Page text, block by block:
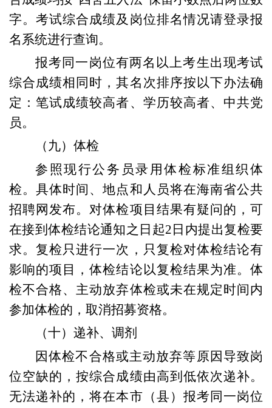
字。考试综合成绩及岗位排名情况请登录报
名系统进行查询。
报考同一岗位有两名以上考生出现考试
综合成绩相同时，其名次排序按以下办法确
定：笔试成绩较高者、 学历较高者、中共党
员。
（ 九） 体检
参照现行公务员录用体检标准组织体
检。具体时间 、地点和人员将在海南省公共
招聘网发布。对体检项目结果有疑问的，可
在接到体检结论通知之日起2日内提出复检要
求。复检只进行一次，只复检对体检结论有
影响的项目，体检结论以复检结果为准。 体
检不合格、 主动放弃体检或未在规定时间内
参加体检的，取消招募资格。
（十）递补、调剂
因体检不合格或主动放弃等原因导致岗
位空缺的，按综合成绩由高到低依次递补。
无法递补的，将在本市（县）报考同一岗位